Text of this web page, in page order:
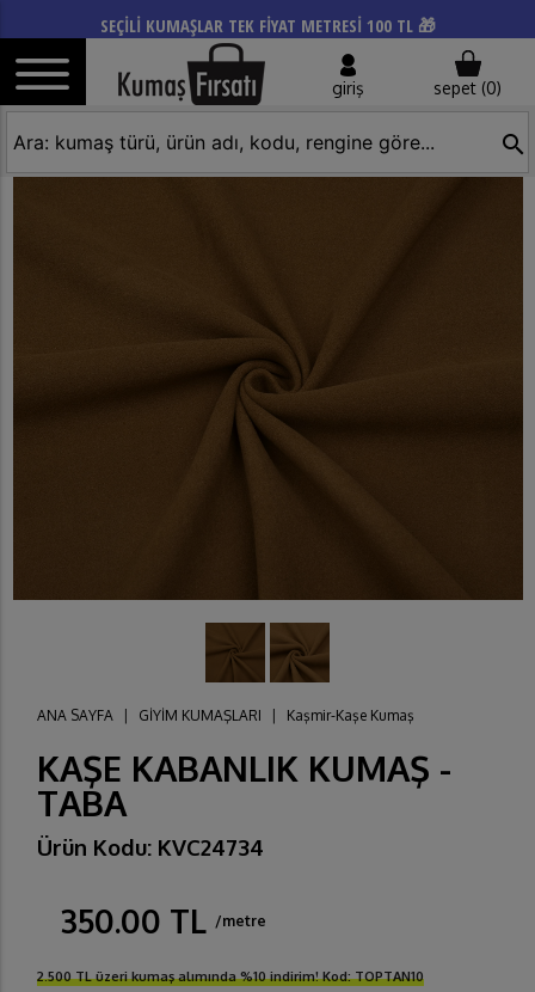
SEÇİLİ KUMAŞLAR TEK FİYAT METRESİ 100 TL 🎁
giriş sepet (0)
search
ANA SAYFA GİYİM KUMAŞLARI Kaşmir-Kaşe Kumaş
KAŞE KABANLIK KUMAŞ -
TABA
Ürün Kodu: KVC24734
350.00 TL /metre
2.500 TL üzeri kumaş alımında %10 indirim! Kod: TOPTAN10